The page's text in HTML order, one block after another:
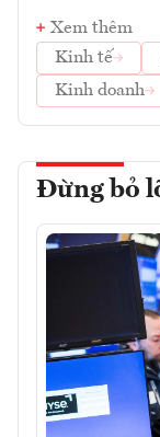
Xem thêm
Kinh tế
Kinh doanh
Đừng bỏ